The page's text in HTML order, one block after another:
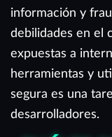
información y
debilidades en el
expuestas a
herramientas y
segura es una
desarrolladores.